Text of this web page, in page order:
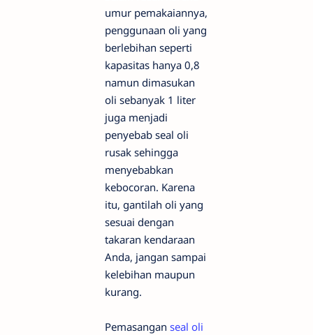
umur pemakaiannya,
penggunaan oli yang
berlebihan seperti
kapasitas hanya 0,8
namun dimasukan
oli sebanyak 1 liter
juga menjadi
penyebab seal oli
rusak sehingga
menyebabkan
kebocoran. Karena
itu, gantilah oli yang
sesuai dengan
takaran kendaraan
Anda, jangan sampai
kelebihan maupun
kurang.
Pemasangan seal oli